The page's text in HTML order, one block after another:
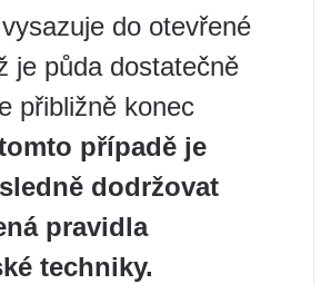
do otevřené
je půda dostatečně
přibližně konec
případě je
dodržovat
pravidla
techniky.